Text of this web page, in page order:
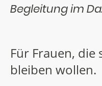
Begleitung im
Für Frauen, die
bleiben wollen.